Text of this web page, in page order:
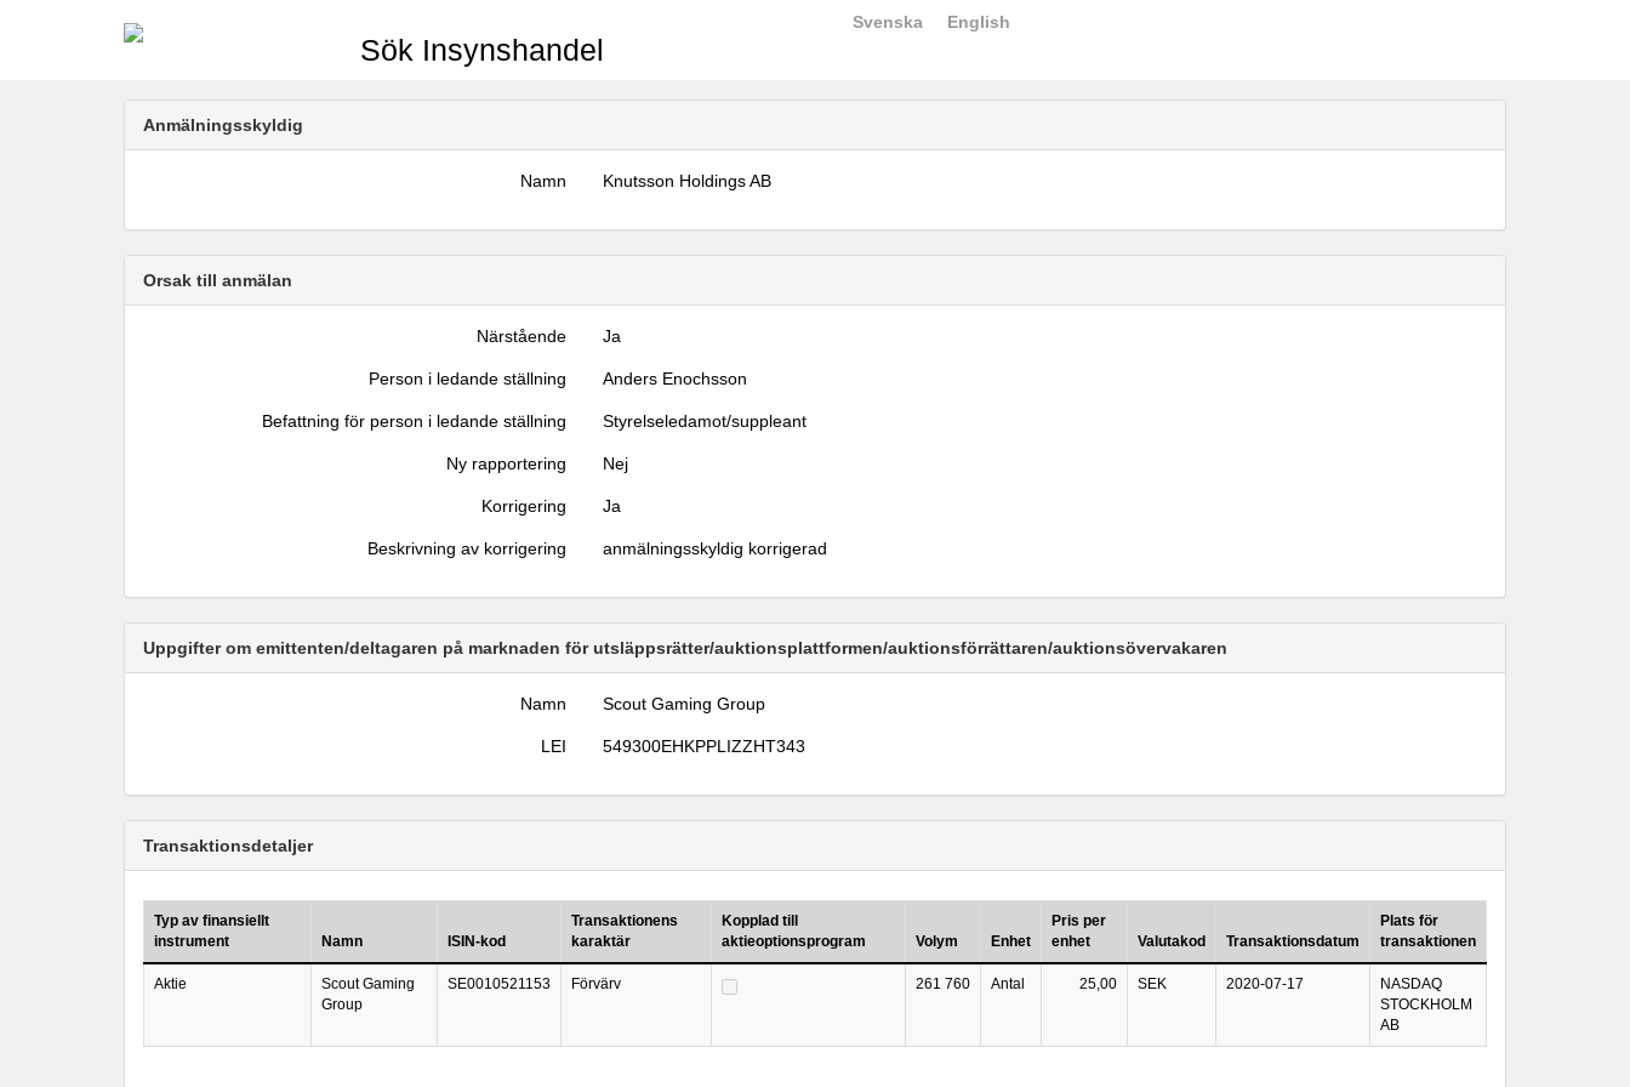
Sök Insynshandel
Svenska English
Anmälningsskyldig
Namn Knutsson Holdings AB
Orsak till anmälan
Närstående Ja
Person i ledande ställning Anders Enochsson
Befattning för person i ledande ställning Styrelseledamot/suppleant
Ny rapportering Nej
Korrigering Ja
Beskrivning av korrigering anmälningsskyldig korrigerad
Uppgifter om emittenten/deltagaren på marknaden för utsläppsrätter/auktionsplattformen/auktionsförrättaren/auktionsövervakaren
Namn Scout Gaming Group
LEI 549300EHKPPLIZZHT343
Transaktionsdetaljer
Typ av finansiellt
instrument
Namn ISIN-kod
Transaktionens
karaktär
Kopplad till
aktieoptionsprogram
Volym Enhet
Pris per
enhet
Valutakod Transaktionsdatum
Plats för
transaktionen
Aktie
Scout Gaming
Group
SE0010521153 Förvärv 261 760 Antal 25,00 SEK 2020-07-17
NASDAQ
STOCKHOLM
AB